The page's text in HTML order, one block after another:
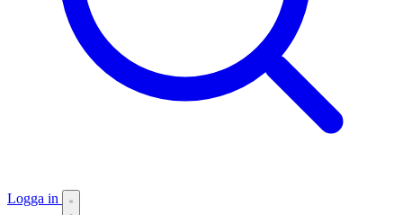
Logga in